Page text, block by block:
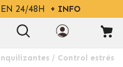
24/48H + INFO
/ Control estrés